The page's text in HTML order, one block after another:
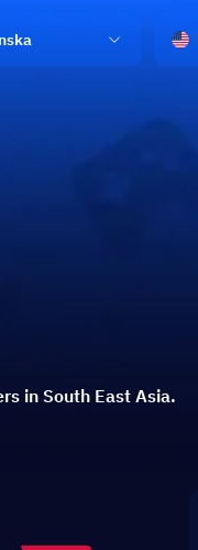
in South East Asia.